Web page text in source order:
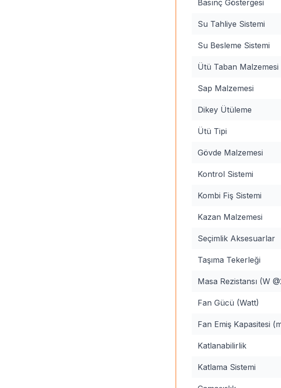
Basınç Göstergesi
Su Tahliye Sistemi
Su Besleme Sistemi
Ütü Taban Malzemesi
Sap Malzemesi
Dikey Ütüleme
Ütü Tipi
Gövde Malzemesi
Kontrol Sistemi
Kombi Fiş Sistemi
Kazan Malzemesi
Seçimlik Aksesuarlar
Taşıma Tekerleği
Masa Rezistansı (W
Fan Gücü (Watt)
Fan Emiş Kapasitesi
Katlanabilirlik
Katlama Sistemi